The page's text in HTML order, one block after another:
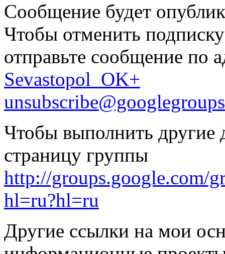
Сообщение будет
Чтобы отменить
отправьте сообщение по
Sevastopol_OK+
Чтобы выполнить другие
страницу группы
http://groups.google.com/
hl=ru?hl=ru
Другие ссылки на мои